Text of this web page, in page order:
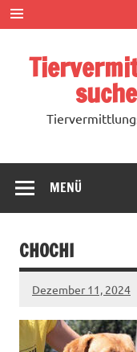
Zum
Inhalt
springen
MENÜ
CHOCHI
Dezember 11, 2024